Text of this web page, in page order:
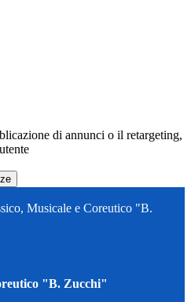
di annunci o il retargeting,
Musicale e Coreutico "B.
"B. Zucchi"